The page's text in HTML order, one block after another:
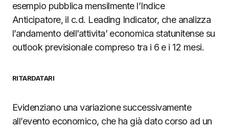
esempio pubblica mensilmente l’Indice
Anticipatore, il c.d. Leading Indicator, che analizza
l’andamento dell’attivita’ economica statunitense su
outlook previsionale compreso tra i 6 e i 12 mesi.
RITARDATARI
Evidenziano una variazione successivamente
all’evento economico, che ha già dato corso ad un